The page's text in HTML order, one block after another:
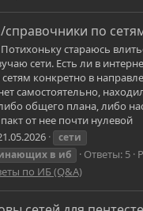
справочники по
стараюсь
сети. Есть ли в
конкретно в
самостоятельно,
общего плана, либо
от нее почти нулевой
сети
в иб Ответы: 5
по ИБ (Q&A)